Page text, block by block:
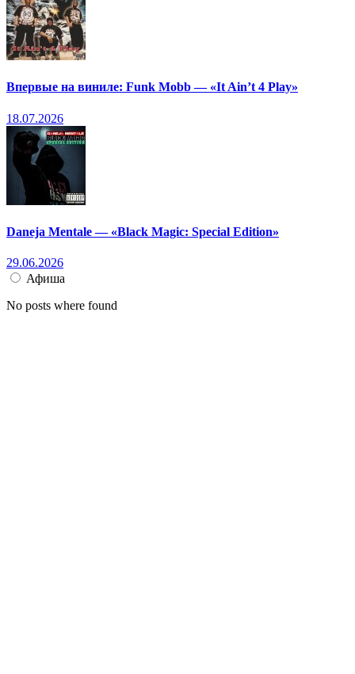
Впервые на виниле: Funk Mobb — «It Ain’t 4 Play»
18.07.2026
Daneja Mentale — «Black Magic: Special Edition»
29.06.2026
Афиша
No posts where found